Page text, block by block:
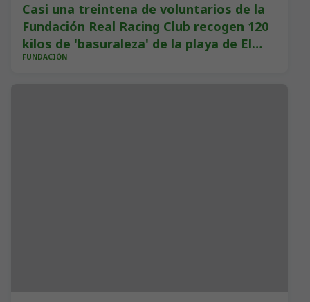
Casi una treintena de voluntarios de la
Fundación Real Racing Club recogen 120
kilos de 'basuraleza' de la playa de El
Rostro
FUNDACIÓN